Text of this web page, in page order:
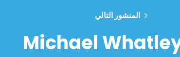
المنشور التالي
Michael